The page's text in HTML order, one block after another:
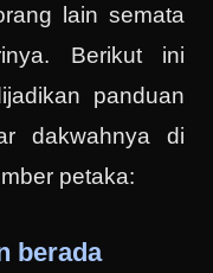
lain semata
Berikut ini
panduan
dakwahnya di
petaka:
berada